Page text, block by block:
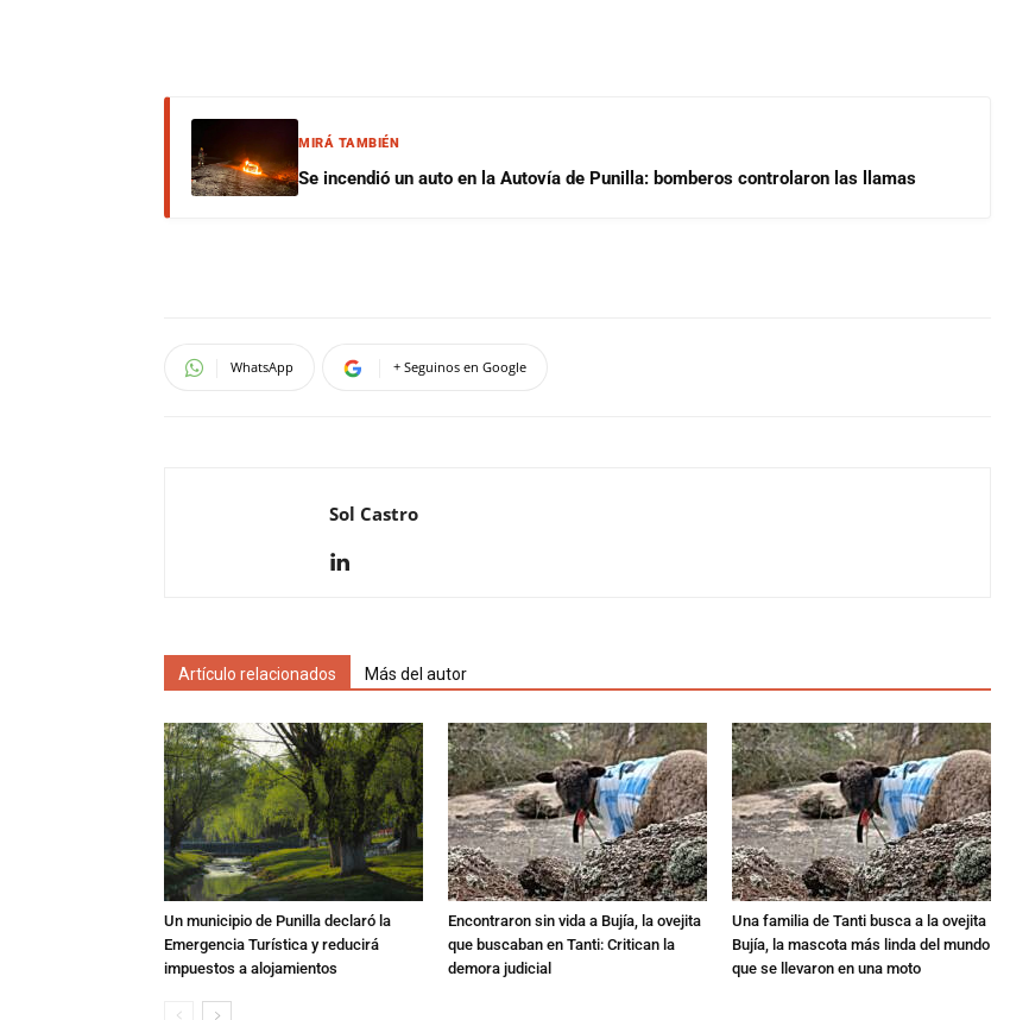
MIRÁ TAMBIÉN
Se incendió un auto en la Autovía de Punilla: bomberos controlaron las llamas
WhatsApp + Seguinos en Google
Sol Castro
Artículo relacionados Más del autor
Un municipio de Punilla declaró la
Emergencia Turística y reducirá
impuestos a alojamientos
Encontraron sin vida a Bujía, la ovejita
que buscaban en Tanti: Critican la
demora judicial
Una familia de Tanti busca a la ovejita
Bujía, la mascota más linda del mundo
que se llevaron en una moto